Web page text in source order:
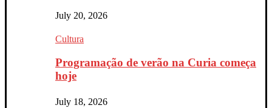
July 20, 2026
Cultura
Programação de verão na Curia começa
hoje
July 18, 2026